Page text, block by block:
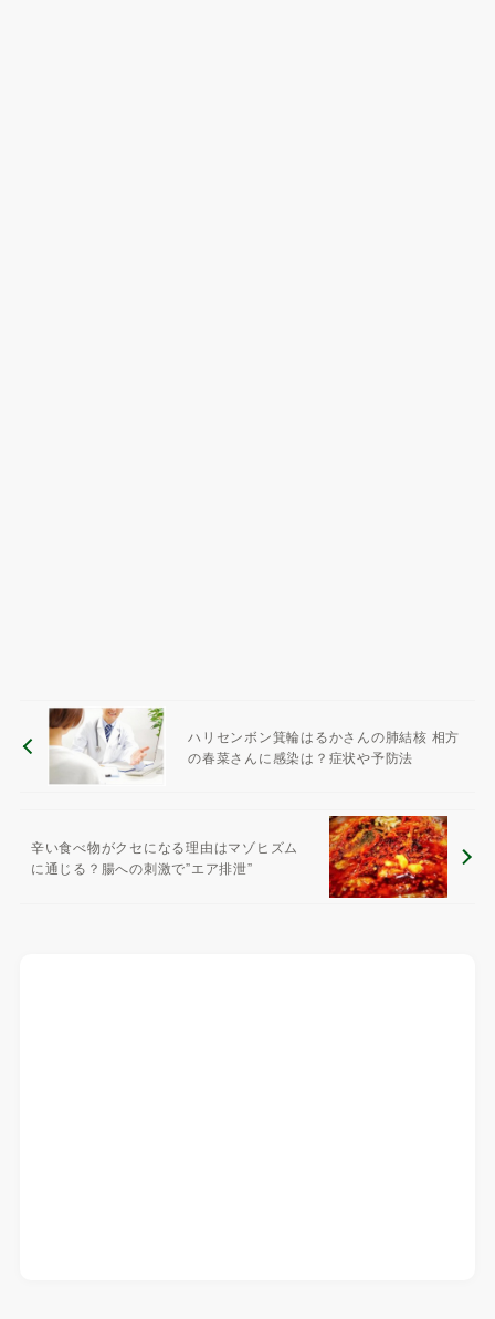
ハリセンボン箕輪はるかさんの肺結核 相方
の春菜さんに感染は？症状や予防法
辛い食べ物がクセになる理由はマゾヒズム
に通じる？腸への刺激で”エア排泄”